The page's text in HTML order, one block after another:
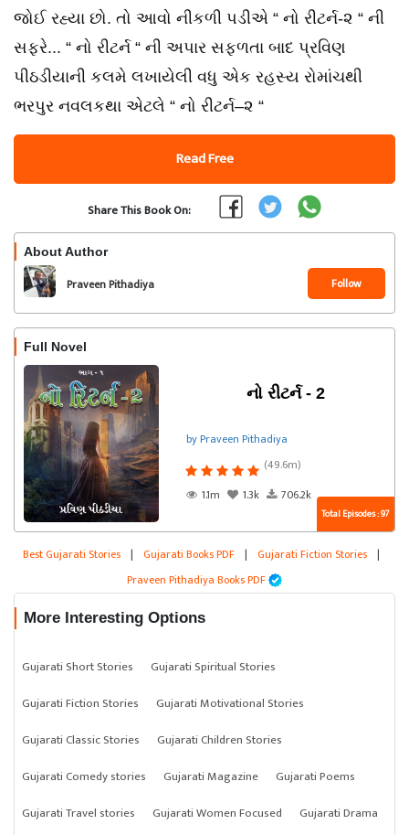
જોઈ રહ્યા છો. તો આવો નીકળી પડીએ “ નો રીટર્ન-૨ “ ની
સફરે... “ નો રીટર્ન “ ની અપાર સફળતા બાદ પ્રવિણ
પીઠડીયાની કલમે લખાયેલી વધુ એક રહસ્ય રોમાંચથી
ભરપુર નવલકથા એટલે “ નો રીટર્ન–૨ “
Read Free
Share This Book On:
About Author
Praveen Pithadiya Follow
Full Novel
નો રીટર્ન - 2
by Praveen Pithadiya
(49.6m)
1.1m
1.3k 706.2k
Total Episodes : 97
Best Gujarati Stories | Gujarati Books PDF | Gujarati Fiction Stories |
Praveen Pithadiya Books PDF
More Interesting Options
Gujarati Short Stories
Gujarati Spiritual Stories
Gujarati Fiction Stories
Gujarati Motivational Stories
Gujarati Classic Stories
Gujarati Children Stories
Gujarati Comedy stories
Gujarati Magazine
Gujarati Poems
Gujarati Travel stories
Gujarati Women Focused Gujarati Drama